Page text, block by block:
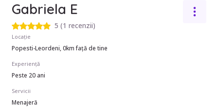
Gabriela E
5 (1 recenzii)
Locație
Popesti-Leordeni, 0km față de tine
Experiență
Peste 20 ani
Servicii
Menajeră